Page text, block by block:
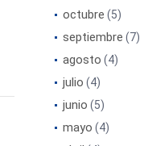
octubre (5)
septiembre (7)
agosto (4)
julio (4)
junio (5)
mayo (4)